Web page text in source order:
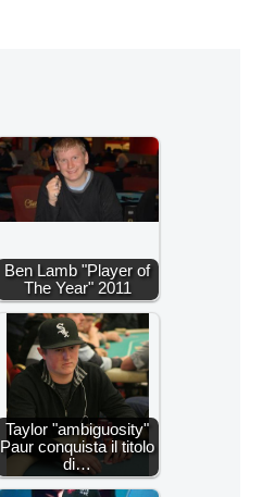
Ben Lamb "Player of
The Year" 2011
Taylor "ambiguosity"
Paur conquista il titolo
di…